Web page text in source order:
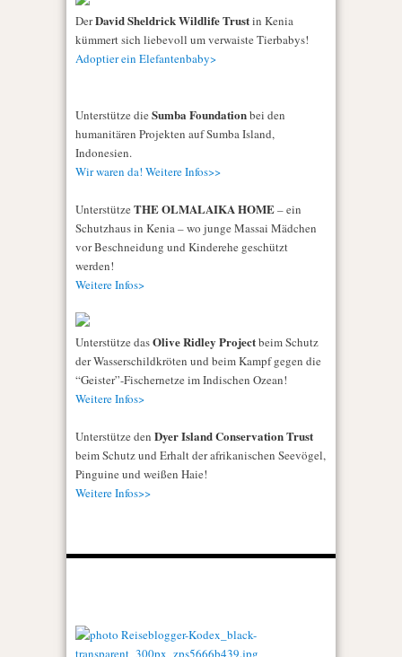
DerDavid Sheldrick Wildlife Trustin Kenia
kümmert sich liebevoll um verwaiste Tierbabys!
Adoptier ein Elefantenbaby>
Unterstütze die Sumba Foundationbei den
humanitären Projekten auf Sumba Island,
Indonesien.
Wir waren da! Weitere Infos>>
Unterstütze THE OLMALAIKA HOME– ein
Schutzhaus in Kenia – wo junge Massai Mädchen
vor Beschneidung und Kinderehe geschützt
werden!
Weitere Infos>
Unterstütze dasOlive Ridley Projectbeim Schutz
der Wasserschildkröten und beim Kampf gegen die
“Geister”-Fischernetze im Indischen Ozean!
Weitere Infos>
Unterstütze den Dyer Island Conservation Trust
beim Schutz und Erhalt der afrikanischen Seevögel,
Pinguine und weißen Haie!
Weitere Infos>>